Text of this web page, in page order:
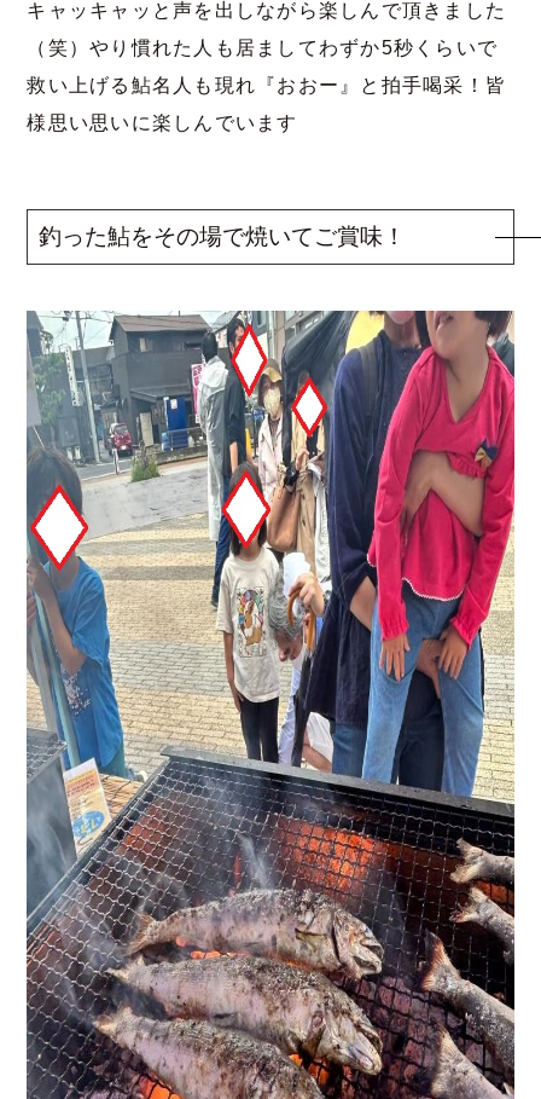
キャッキャッと声を出しながら楽しんで頂きました
（笑）やり慣れた人も居ましてわずか5秒くらいで
救い上げる鮎名人も現れ『おおー』と拍手喝采！皆
様思い思いに楽しんでいます
釣った鮎をその場で焼いてご賞味！